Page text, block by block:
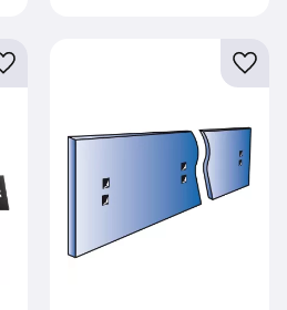
Lägg till i favoriter